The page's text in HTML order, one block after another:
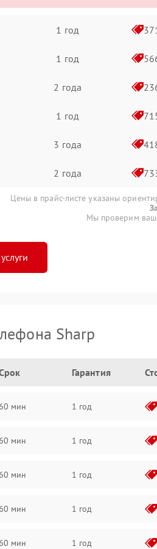
1 год
1 год
2 года
1 год
3 года
2 года
Цены в прайс-листе указаны
Мы проверим
Sharp
Гарантия
60 мин 1 год
60 мин 1 год
60 мин 1 год
60 мин 1 год
60 мин 1 год